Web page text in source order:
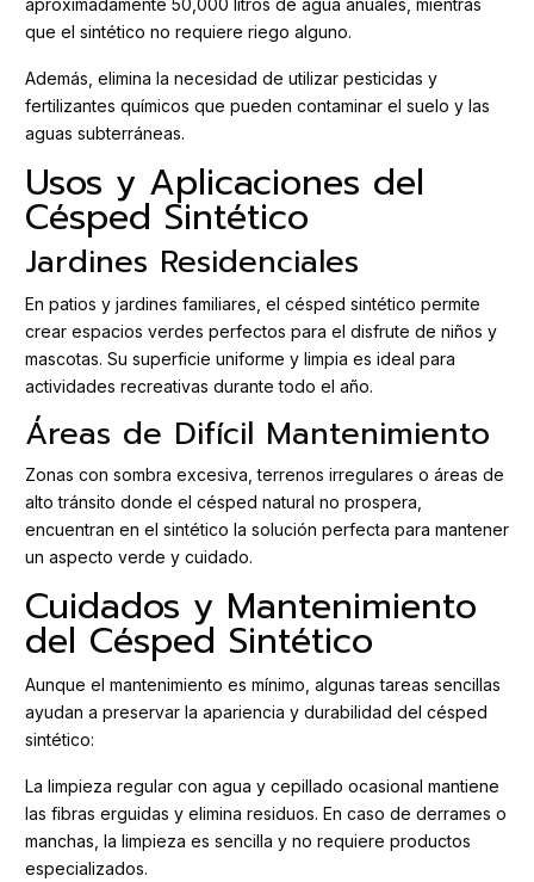
aproximadamente 50,000 litros de agua anuales, mientras
que el sintético no requiere riego alguno.
Además, elimina la necesidad de utilizar pesticidas y
fertilizantes químicos que pueden contaminar el suelo y las
aguas subterráneas.
Usos y Aplicaciones del
Césped Sintético
Jardines Residenciales
En patios y jardines familiares, el césped sintético permite
crear espacios verdes perfectos para el disfrute de niños y
mascotas. Su superficie uniforme y limpia es ideal para
actividades recreativas durante todo el año.
Áreas de Difícil Mantenimiento
Zonas con sombra excesiva, terrenos irregulares o áreas de
alto tránsito donde el césped natural no prospera,
encuentran en el sintético la solución perfecta para mantener
un aspecto verde y cuidado.
Cuidados y Mantenimiento
del Césped Sintético
Aunque el mantenimiento es mínimo, algunas tareas sencillas
ayudan a preservar la apariencia y durabilidad del césped
sintético:
La limpieza regular con agua y cepillado ocasional mantiene
las fibras erguidas y elimina residuos. En caso de derrames o
manchas, la limpieza es sencilla y no requiere productos
especializados.